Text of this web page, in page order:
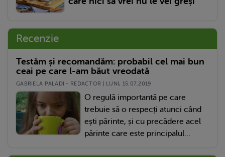
Recenzie
Testăm și recomandăm: probabil cel mai bun
ceai pe care l-am băut vreodată
GABRIELA PALADI - REDACTOR | LUNI, 15.07.2019
O regulă importantă pe care
trebuie să o respecți atunci când
ești părinte, și cu precădere acel
părinte care este principalul...